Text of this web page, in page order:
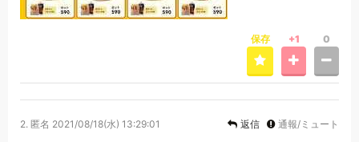
保存 +1 0
2. 匿名 2021/08/18(水) 13:29:01 返信 通報/ミュート